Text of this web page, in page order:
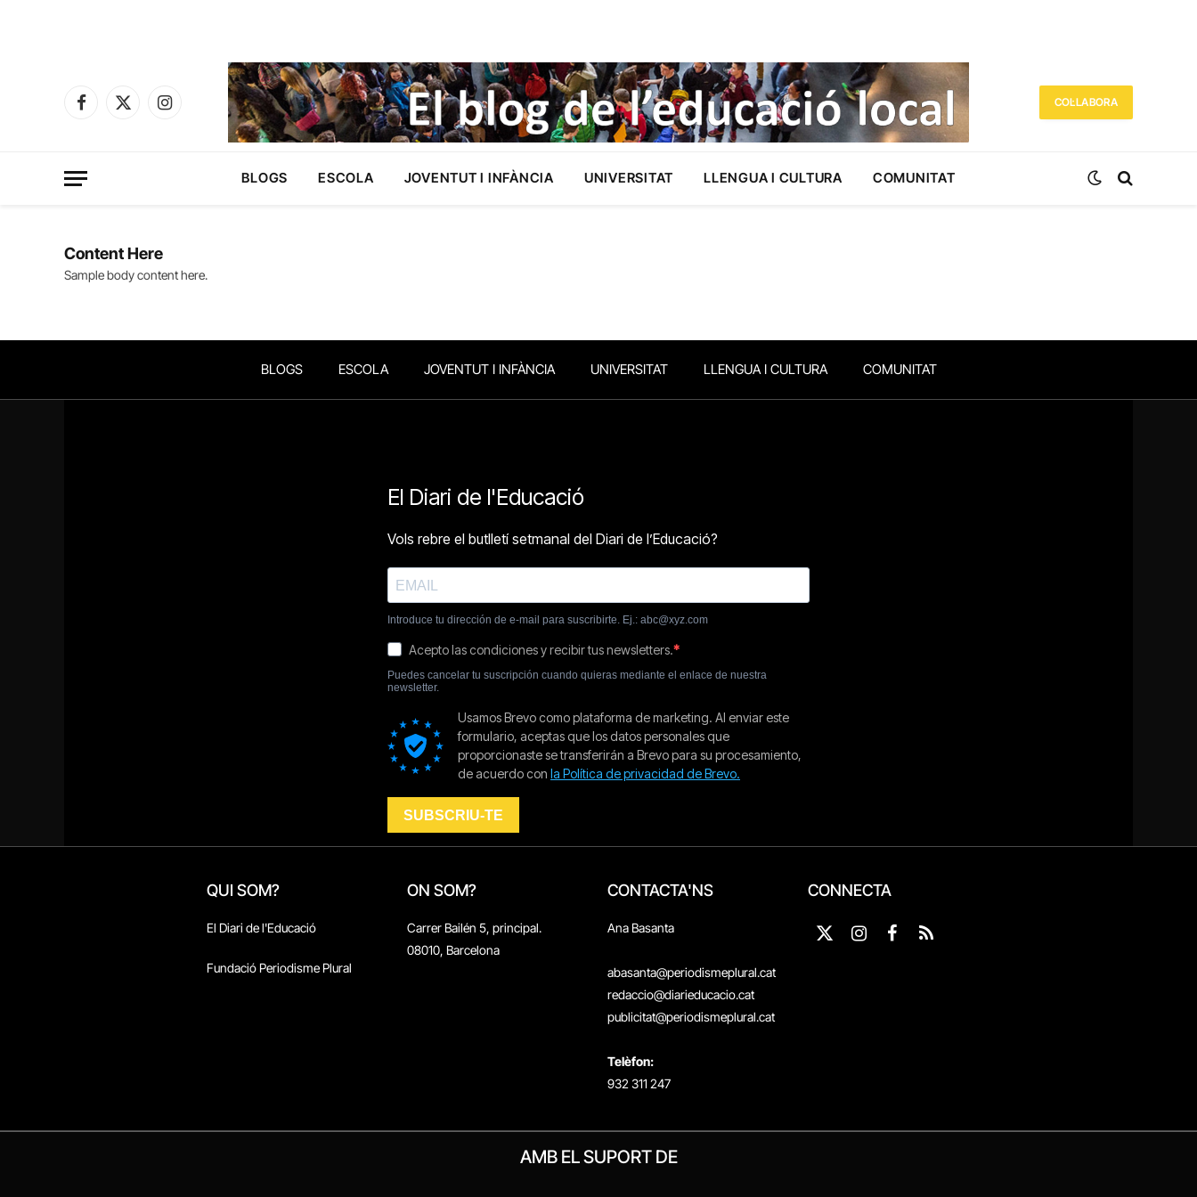
Facebook
X
Instagram
COL·LABORA
BLOGS ESCOLA JOVENTUT I INFÀNCIA UNIVERSITAT LLENGUA I CULTURA COMUNITAT
Content Here
Sample body content here.
BLOGS ESCOLA JOVENTUT I INFÀNCIA UNIVERSITAT LLENGUA I CULTURA COMUNITAT
QUI SOM?
El Diari de l'Educació
Fundació Periodisme Plural
ON SOM?
Carrer Bailén 5, principal.
08010, Barcelona
CONTACTA'NS
Ana Basanta
abasanta@periodismeplural.cat
redaccio@diarieducacio.cat
publicitat@periodismeplural.cat
Telèfon:
932 311 247
CONNECTA
X
InstagramFacebook
RSS
AMB EL SUPORT DE